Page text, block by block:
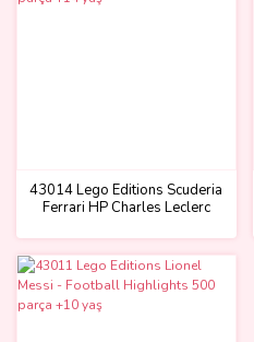
43014 Lego Editions Scuderia
Ferrari HP Charles Leclerc